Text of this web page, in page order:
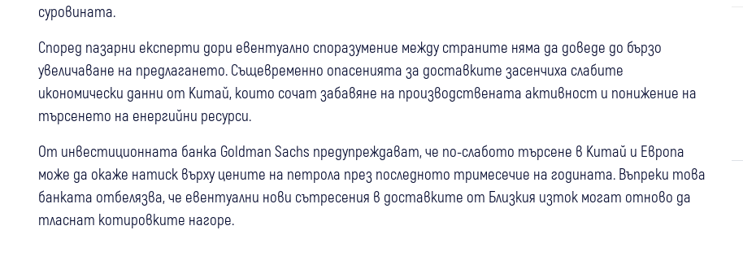
суровината.
Според пазарни експерти дори евентуално споразумение между страните няма да доведе до бързо
увеличаване на предлагането. Същевременно опасенията за доставките засенчиха слабите
икономически данни от Китай, които сочат забавяне на производствената активност и понижение на
търсенето на енергийни ресурси.
От инвестиционната банка Goldman Sachs предупреждават, че по-слабото търсене в Китай и Европа
може да окаже натиск върху цените на петрола през последното тримесечие на годината. Въпреки това
банката отбелязва, че евентуални нови сътресения в доставките от Близкия изток могат отново да
тласнат котировките нагоре.